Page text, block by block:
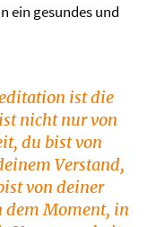
ein gesundes und
ist die
nicht nur von
du bist von
Verstand,
von deiner
dem Moment, in